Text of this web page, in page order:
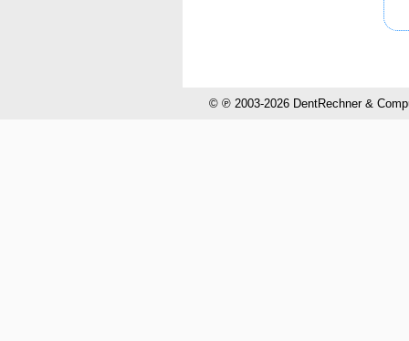
© ℗ 2003-2026 DentRechner &